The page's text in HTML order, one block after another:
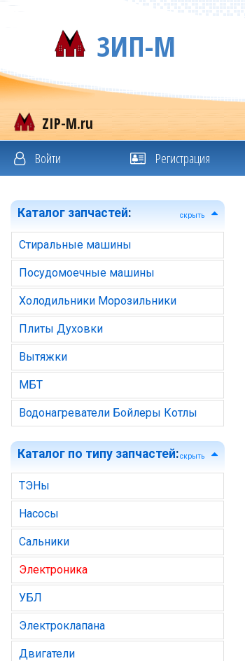
ЗИП-М
ZIP-M.ru
Войти Регистрация
Каталог запчастей: скрыть
Стиральные машины
Посудомоечные машины
Холодильники Морозильники
Плиты Духовки
Вытяжки
МБТ
Водонагреватели Бойлеры Котлы
Каталог по типу запчастей:скрыть
ТЭНы
Насосы
Сальники
Электроника
УБЛ
Электроклапана
Двигатели